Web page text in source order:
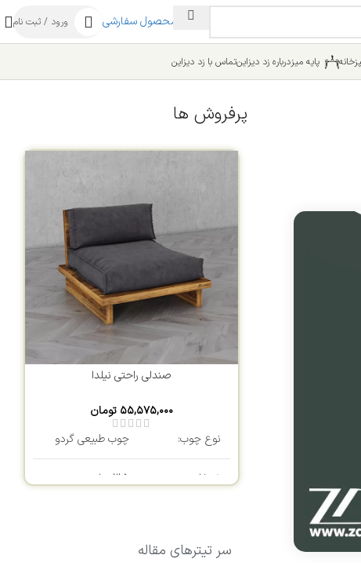
ساخت محصول سفارشی ورود / ثبت نام
پایه میزدرباره زد دیزاینتماس با زد دیزاین
پرفروش ها
صندلی راحتی نیلدا
۵۵,۵۷۵,۰۰۰ تومان
نوع چوب:
چوب طبیعی گردو
ضخامت چوب: 3.5 سانتی متر
عرض:
سر تیترهای مقاله